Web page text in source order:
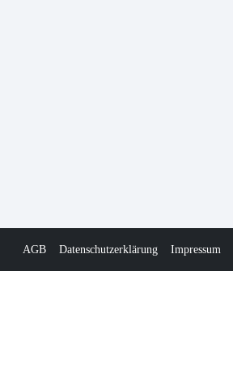
AGB Datenschutzerklärung Impressum